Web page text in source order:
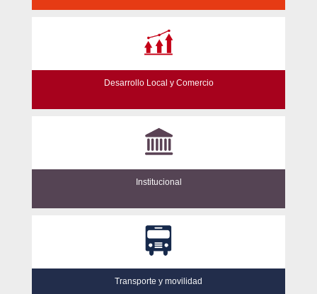
Desarrollo Local y Comercio
Institucional
Transporte y movilidad